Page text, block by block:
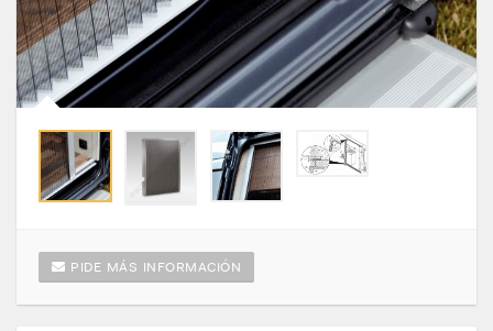
PIDE MÁS INFORMACIÓN